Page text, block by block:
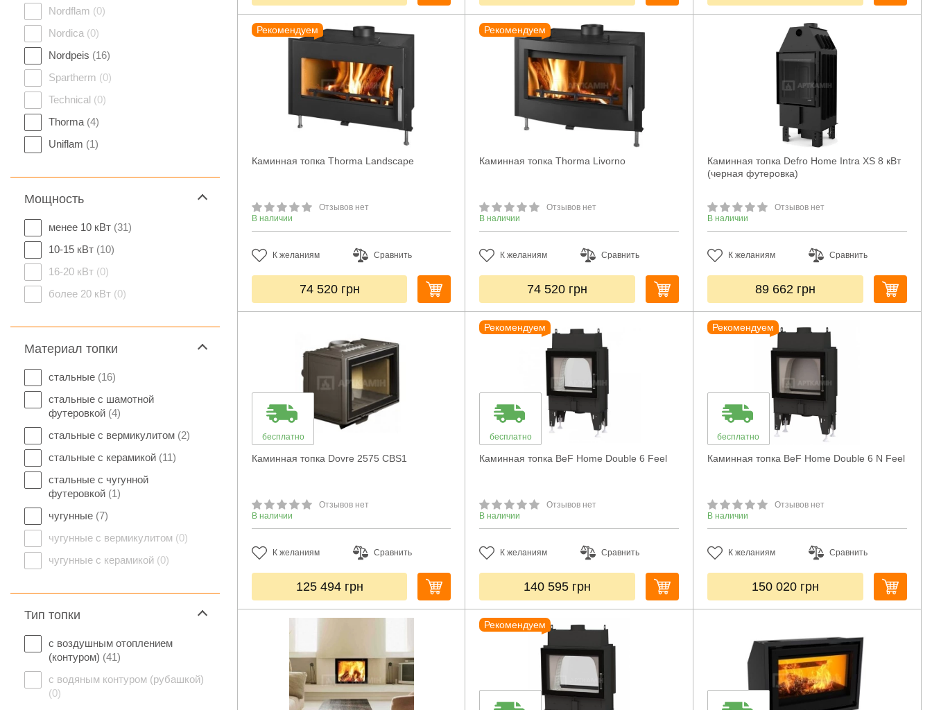
Nordflam (0)
Nordica (0)
Nordpeis (16)
Spartherm (0)
Technical (0)
Thorma (4)
Uniflam (1)
Мощность
менее 10 кВт (31)
10-15 кВт (10)
16-20 кВт (0)
более 20 кВт (0)
Материал топки
стальные (16)
стальные с шамотной
футеровкой (4)
стальные с вермикулитом (2)
стальные с керамикой (11)
стальные с чугунной
футеровкой (1)
чугунные (7)
чугунные с вермикулитом (0)
чугунные с керамикой (0)
Тип топки
с воздушным отоплением
(контуром) (41)
с водяным контуром (рубашкой)
(0)
Рекомендуем
Каминная топка Thorma Landscape
Отзывов нет
В наличии
К желаниям Сравнить
74 520 грн
Рекомендуем
Каминная топка Thorma Livorno
Отзывов нет
В наличии
К желаниям Сравнить
74 520 грн
Каминная топка Defro Home Intra XS 8 кВт
(черная футеровка)
Отзывов нет
В наличии
К желаниям Сравнить
89 662 грн
бесплатно
Каминная топка Dovre 2575 CBS1
Отзывов нет
В наличии
К желаниям Сравнить
125 494 грн
Рекомендуем
бесплатно
Каминная топка BeF Home Double 6 Feel
Отзывов нет
В наличии
К желаниям Сравнить
140 595 грн
Рекомендуем
бесплатно
Каминная топка BeF Home Double 6 N Feel
Отзывов нет
В наличии
К желаниям Сравнить
150 020 грн
Рекомендуем